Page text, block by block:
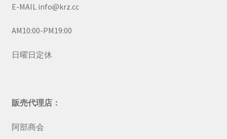
E-MAIL info@krz.cc
AM10:00-PM19:00
日曜日定休
販売代理店：
阿部商会